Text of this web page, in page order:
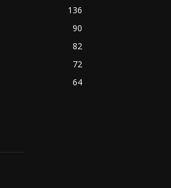
136
90
82
72
64